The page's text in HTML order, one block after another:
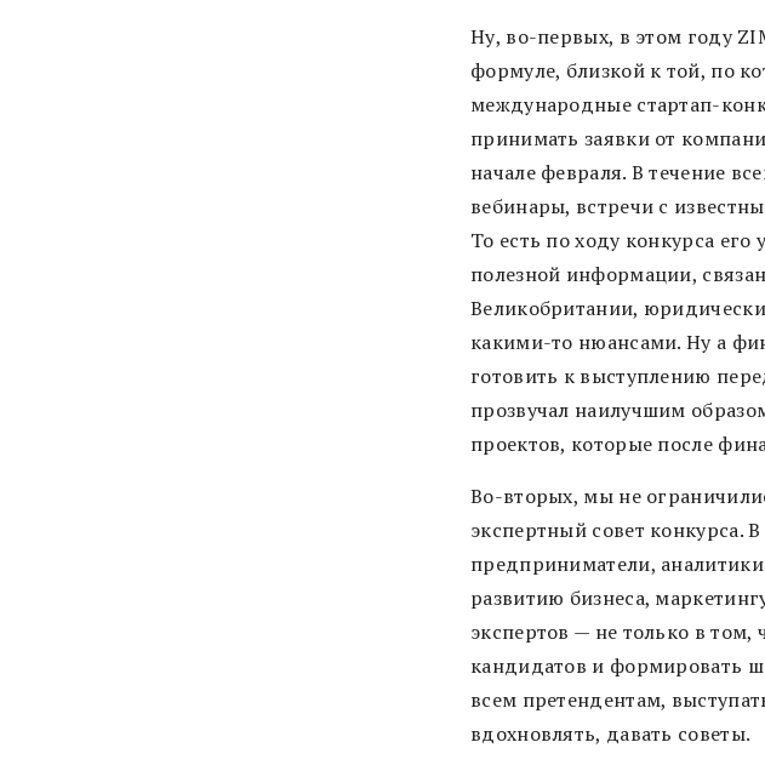
Ну, во-первых, в этом году
формуле, близкой к той, по
международные стартап-
принимать заявки от
начале февраля. В течение
вебинары, встречи с
То есть по ходу конкурса
полезной информации,
Великобритании,
какими-то нюансами. Ну а
готовить к выступлению
прозвучал наилучшим
проектов, которые после
Во-вторых, мы не
экспертный совет конкурса.
предприниматели,
развитию бизнеса,
экспертов — не только в том,
кандидатов и формировать
всем претендентам,
вдохновлять, давать советы.